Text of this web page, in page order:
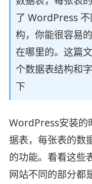
了 WordPress
构，你能很容易
在哪里的。这篇
个数据表结构和
下
WordPress安装的
据表，每张表的数
的功能。看看这些
网站不同的部分都